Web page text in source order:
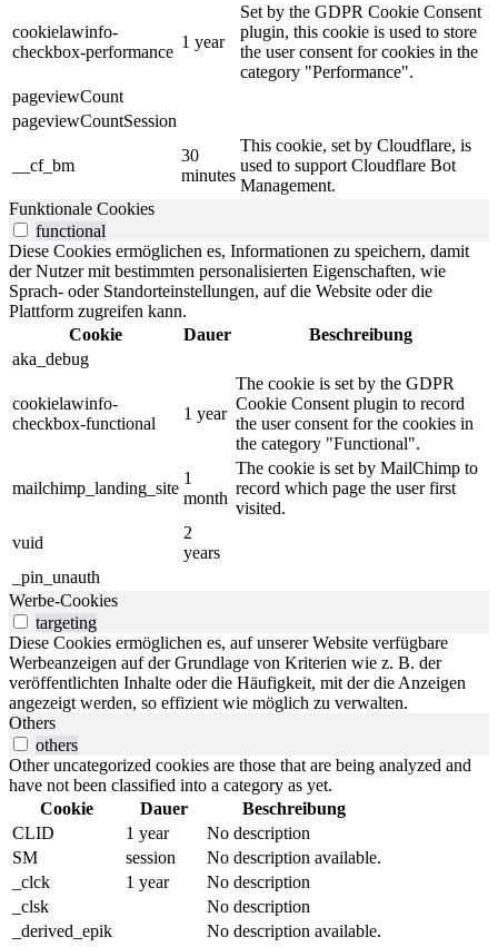
cookielawinfo-
checkbox-performance
1 year
Set by the GDPR Cookie Consent
plugin, this cookie is used to store
the user consent for cookies in the
category "Performance".
pageviewCount
pageviewCountSession
__cf_bm
30
minutes
This cookie, set by Cloudflare, is
used to support Cloudflare Bot
Management.
Funktionale Cookies
functional
Diese Cookies ermöglichen es, Informationen zu speichern, damit
der Nutzer mit bestimmten personalisierten Eigenschaften, wie
Sprach- oder Standorteinstellungen, auf die Website oder die
Plattform zugreifen kann.
Cookie
Dauer
Beschreibung
aka_debug
cookielawinfo-
checkbox-functional
1 year
The cookie is set by the GDPR
Cookie Consent plugin to record
the user consent for the cookies in
the category "Functional".
mailchimp_landing_site
1
month
The cookie is set by MailChimp to
record which page the user first
visited.
vuid
2
years
_pin_unauth
Werbe-Cookies
targeting
Diese Cookies ermöglichen es, auf unserer Website verfügbare
Werbeanzeigen auf der Grundlage von Kriterien wie z. B. der
veröffentlichten Inhalte oder die Häufigkeit, mit der die Anzeigen
angezeigt werden, so effizient wie möglich zu verwalten.
Others
others
Other uncategorized cookies are those that are being analyzed and
have not been classified into a category as yet.
Cookie
Dauer
Beschreibung
CLID
1 year
No description
SM
session
No description available.
_clck
1 year
No description
_clsk
No description
_derived_epik
No description available.